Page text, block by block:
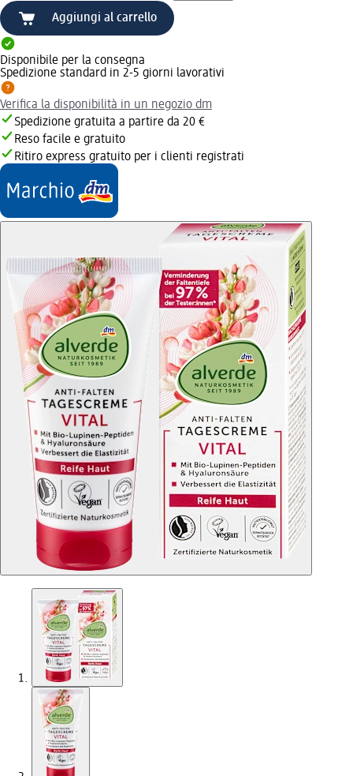
Aggiungi al carrello
Disponibile per la consegna
Spedizione standard in 2-5 giorni lavorativi
Verifica la disponibilità in un negozio dm
Spedizione gratuita a partire da 20 €
Reso facile e gratuito
Ritiro express gratuito per i clienti registrati